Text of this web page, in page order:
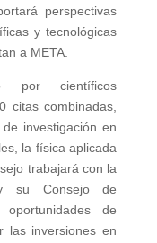
perspectivas
y tecnológicas
a META.
por científicos
citas combinadas,
investigación en
la física aplicada
trabajará con la
su Consejo de
de
las inversiones en